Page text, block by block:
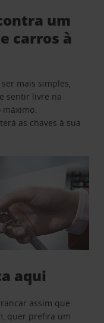
um
carros à
mais simples,
sentir livre na
as chaves à sua
aqui
assim que
quer prefira um